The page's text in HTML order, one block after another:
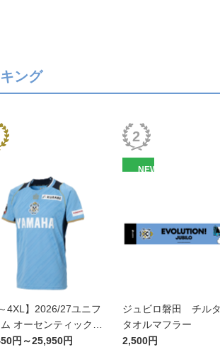
ング
～4XL】2026/27ユニフ
オーセンティックモ
円～25,950円
NEW
ジュビロ磐田 チル
タオルマフラー
2,500円